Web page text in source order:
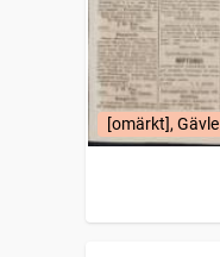
[omärkt], Gävle